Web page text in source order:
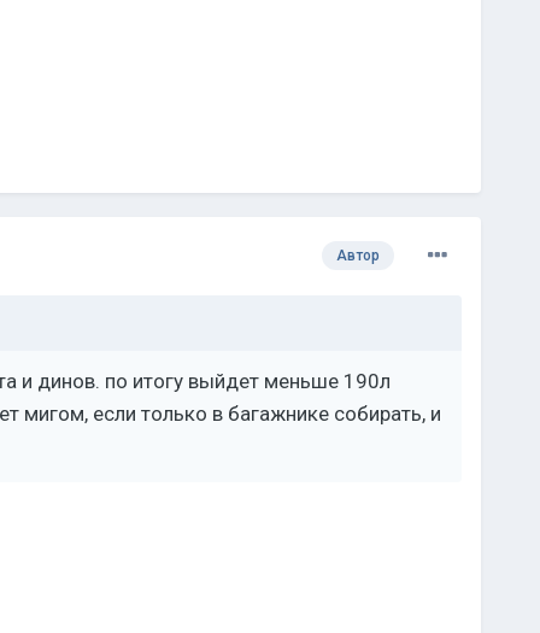
Автор
и динов. по итогу выйдет меньше 190л
мигом, если только в багажнике собирать, и